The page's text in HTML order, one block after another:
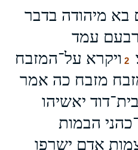
בא מיהודה בדבר
עמד
2 ויקרא על־המזבח
מזבח כה אמר
יאשיהו
הבמות
אדם ישרפו